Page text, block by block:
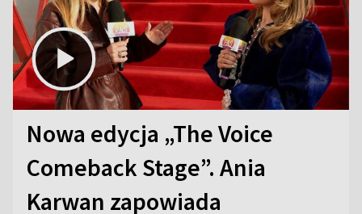
Nowa edycja „The Voice
Comeback Stage”. Ania
Karwan zapowiada